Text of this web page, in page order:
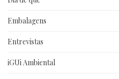
Embalagens
Entrevistas
iGUi Ambiental